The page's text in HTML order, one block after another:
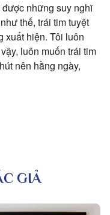
những suy nghĩ
thế, trái tim tuyệt
xuất hiện. Tôi luôn
luôn muốn trái tim
nên hằng ngày,
GIẢ